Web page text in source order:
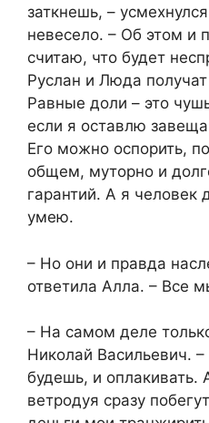
заткнешь, –
невесело. – Об этом и
считаю, что будет
Руслан и Люда
Равные доли – это
если я оставлю
Его можно оспорить,
общем, муторно и
гарантий. А я человек
умею.
– Но они и правда
ответила Алла. – Все
– На самом деле
Николай Васильевич.
будешь, и оплакивать.
ветродуя сразу